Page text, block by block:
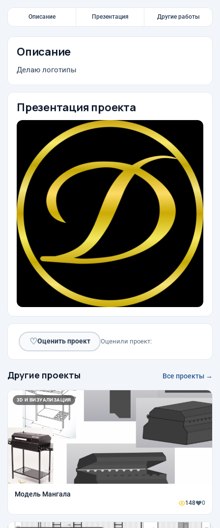
Описание Презентация Другие работы
Описание
Делаю логотипы
Презентация проекта
♡Оценить проект Оценили проект:
Другие проекты Все проекты →
3D И ВИЗУАЛИЗАЦИЯ
Модель Мангала
148 0